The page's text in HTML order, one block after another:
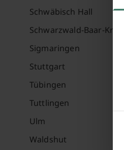
Schwäbisch Hall
Schwarzwald-Baar-Kreis
Sigmaringen
Stuttgart
Tübingen
Tuttlingen
Ulm
Waldshut